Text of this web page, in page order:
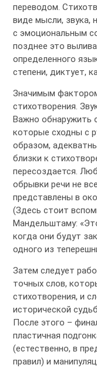
переводом.
виде мысли, звука,
с эмоциональным
позднее это
определенного
степени, диктует,
Значимым
стихотворения.
Важно обнаружить
которые сходны с
образом,
близки к
пересоздается.
обрывки речи не
представлены в
(Здесь стоит
Мандельштаму:
когда они будут
одного из
Затем следует
точных слов,
стихотворения, и
исторической
После этого –
пластичная
(естественно, в
правил) и